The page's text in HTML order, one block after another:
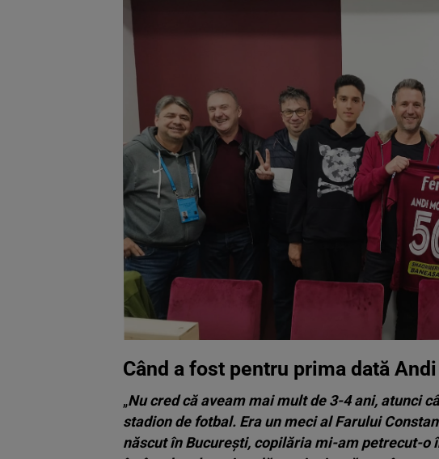
Când a fost pentru prima dată
„Nu cred că aveam mai mult de 3-4 ani, atunci
stadion de fotbal. Era un meci al Farului
născut în București, copilăria mi-am petrecut-o